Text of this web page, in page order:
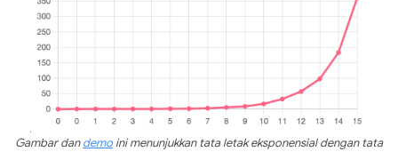
Gambar dandemo ini menunjukkan tata letak eksponensial dengan tata